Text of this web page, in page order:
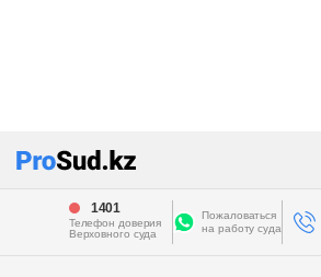
1401
Телефон доверия
Верховного суда
Пожаловаться
на работу суда